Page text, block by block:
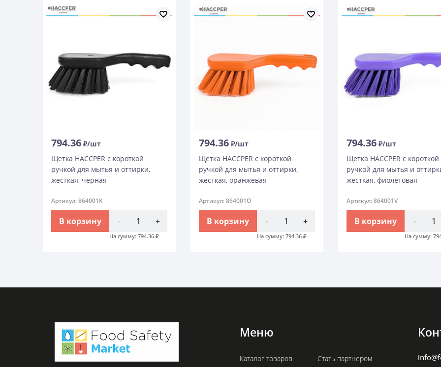
794.36 ₽/шт
Щетка HACCPER с короткой
ручкой для мытья и оттирки,
жесткая, черная
Артикул: 864001K
В корзину - +
На сумму: 794.36 ₽
794.36 ₽/шт
Щетка HACCPER с короткой
ручкой для мытья и оттирки,
жесткая, оранжевая
Артикул: 864001O
В корзину - +
На сумму: 794.36 ₽
794.36 ₽/шт
Щетка HACCPER с короткой
ручкой для мытья и
жесткая, фиолетовая
Артикул: 864001V
В корзину -
На сумму:
Меню
Каталог товаров Стать партнером